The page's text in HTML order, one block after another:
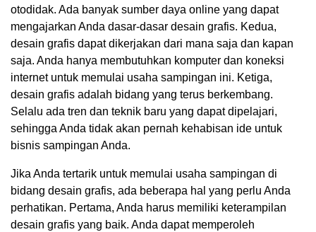
otodidak. Ada banyak sumber daya online yang dapat
mengajarkan Anda dasar-dasar desain grafis. Kedua,
desain grafis dapat dikerjakan dari mana saja dan kapan
saja. Anda hanya membutuhkan komputer dan koneksi
internet untuk memulai usaha sampingan ini. Ketiga,
desain grafis adalah bidang yang terus berkembang.
Selalu ada tren dan teknik baru yang dapat dipelajari,
sehingga Anda tidak akan pernah kehabisan ide untuk
bisnis sampingan Anda.
Jika Anda tertarik untuk memulai usaha sampingan di
bidang desain grafis, ada beberapa hal yang perlu Anda
perhatikan. Pertama, Anda harus memiliki keterampilan
desain grafis yang baik. Anda dapat memperoleh